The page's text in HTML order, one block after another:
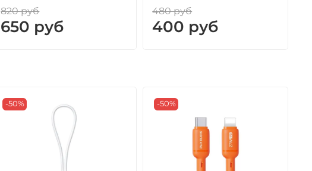
820 руб
650 руб
480 руб
400 руб
-50% -50%